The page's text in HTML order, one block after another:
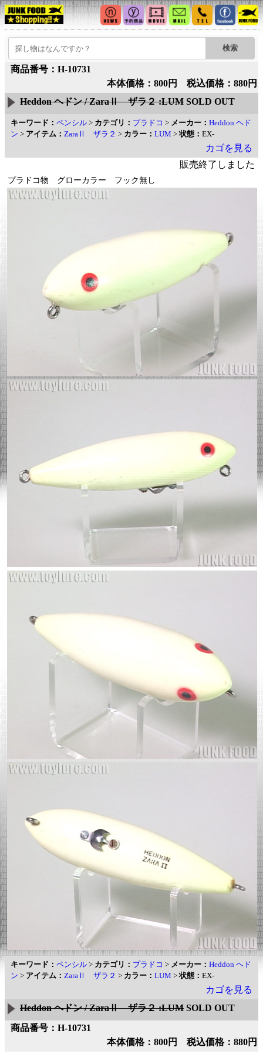
商品番号：H-10731
本体価格：800円 税込価格：880円
Heddon ヘドン / ZaraⅡ ザラ２ :LUM SOLD OUT
キーワード： ペンシル > カテゴリ： プラドコ > メーカー： Heddon ヘド
ン > アイテム： ZaraⅡ ザラ２ > カラー： LUM >状態： EX-
カゴを見る
販売終了しました
プラドコ物 グローカラー フック無し
キーワード： ペンシル > カテゴリ： プラドコ > メーカー： Heddon ヘド
ン > アイテム： ZaraⅡ ザラ２ > カラー： LUM >状態： EX-
カゴを見る
Heddon ヘドン / ZaraⅡ ザラ２ :LUM SOLD OUT
商品番号：H-10731
本体価格：800円 税込価格：880円